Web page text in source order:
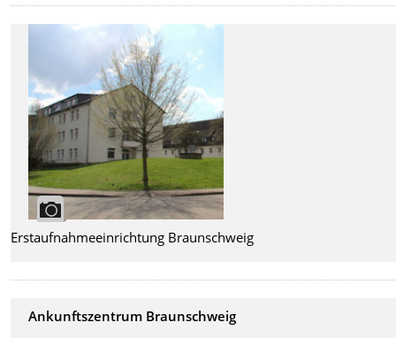
Erstaufnahmeeinrichtung Braunschweig
Ankunftszentrum Braunschweig